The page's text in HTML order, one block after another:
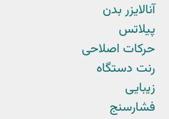
آنالایزر بدن
پیلاتس
حرکات اصلاحی
رنت دستگاه
زیبایی
فشارسنج